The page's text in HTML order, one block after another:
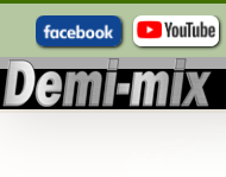
Skip
content